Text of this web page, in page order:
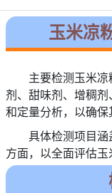
玉米凉
主要检测玉米
剂、甜味剂、增稠
和定量分析，以确保
具体检测项目
方面，以全面评估玉